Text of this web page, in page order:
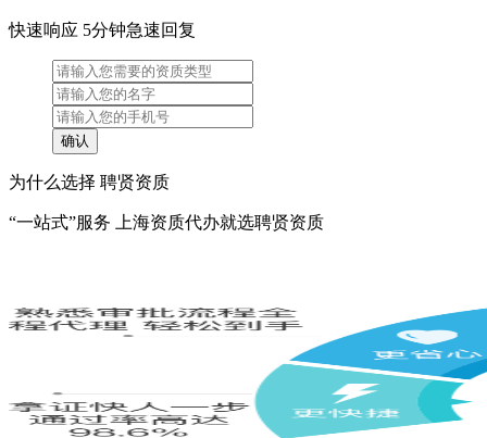
快速响应 5分钟急速回复
为什么选择 聘贤资质
“一站式”服务 上海资质代办就选聘贤资质